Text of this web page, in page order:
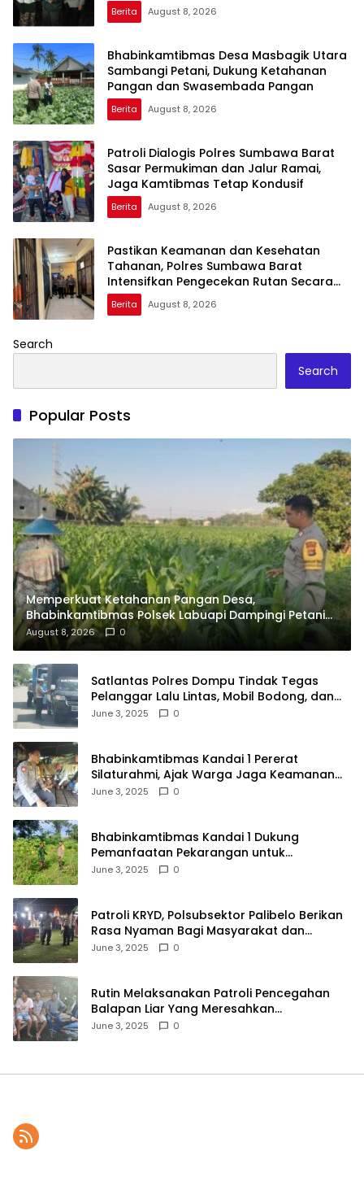
Berita August 8, 2026
Bhabinkamtibmas Desa Masbagik Utara
Sambangi Petani, Dukung Ketahanan
Pangan dan Swasembada Pangan
Berita August 8, 2026
Patroli Dialogis Polres Sumbawa Barat
Sasar Permukiman dan Jalur Ramai,
Jaga Kamtibmas Tetap Kondusif
Berita August 8, 2026
Pastikan Keamanan dan Kesehatan
Tahanan, Polres Sumbawa Barat
Intensifkan Pengecekan Rutan Secara
Berkala
Berita August 8, 2026
Search
Search
Popular Posts
Memperkuat Ketahanan Pangan Desa,
Bhabinkamtibmas Polsek Labuapi Dampingi Petani
Kuranji Dalang
August 8, 2026 0
Satlantas Polres Dompu Tindak Tegas
Pelanggar Lalu Lintas, Mobil Bodong, dan
Kendaraan Tak Bayar Pajak
June 3, 2025 0
Bhabinkamtibmas Kandai 1 Pererat
Silaturahmi, Ajak Warga Jaga Keamanan
Lingkungan
June 3, 2025 0
Bhabinkamtibmas Kandai 1 Dukung
Pemanfaatan Pekarangan untuk
Ketahanan Pangan Menuju Indonesia Emas
June 3, 2025 0
Patroli KRYD, Polsubsektor Palibelo Berikan
Rasa Nyaman Bagi Masyarakat dan
Antisipasi Aksi Menjurus Premanisme
June 3, 2025 0
Rutin Melaksanakan Patroli Pencegahan
Balapan Liar Yang Meresahkan
Masyarakat, Polsek Soromandi
June 3, 2025 0